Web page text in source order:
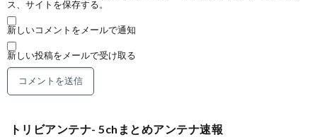
ス、サイトを保存する。
新しいコメントをメールで通知
新しい投稿をメールで受け取る
トリビアンテナ- 5chまとめアンテナ速報